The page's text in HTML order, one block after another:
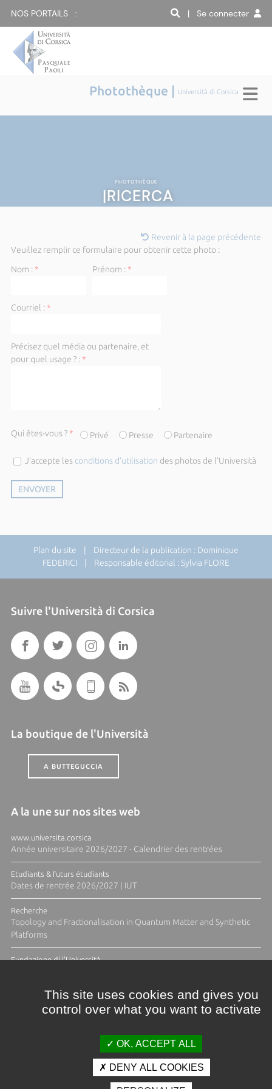
NOS PORTAILS : | Se connecter
Photothèque | Università di Corsica
PHOTOTHÈQUE
|RICERCA
Revenir à la page précédente
Veuillez remplir ce formulaire pour obtenir cette photo :
Nom :* Prénom :*
Courriel :*
Précisez quel média ou partenaire, et
pour quel usage ? :*
Qui êtes-vous ?* Privé Presse Partenaire
J’accepte les conditions d’utilisation des photos de l'Università
Plan du site | Directeur de la publication : Dominique
FEDERICI | Responsable éditorial : Sylvia FLORE
Suivre l'Università di Corsica
La boutique de l'Università
A BUTTEGUCCIA
A la une sur nos sites web
www.universita.corsica
Année universitaire 2026/2027 - Calendrier des rentrées
Etudiants & futurs étudiants
Dates de rentrée 2026/2027 | IUT
Recherche
Topology and Fractionalisation in Quantum Matter and Synthetic
Platforms
Fundazione di l'Università
Crédits et mentions légales
This site uses cookies and gives you
control over what you want to activate
OK, ACCEPT ALL
DENY ALL COOKIES